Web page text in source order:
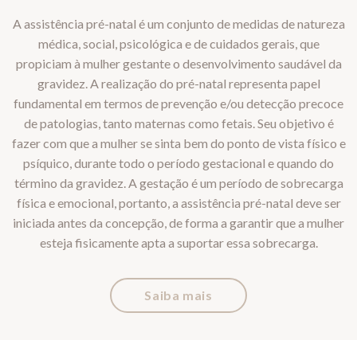
A assistência pré-natal é um conjunto de medidas de natureza
médica, social, psicológica e de cuidados gerais, que
propiciam à mulher gestante o desenvolvimento saudável da
gravidez. A realização do pré-natal representa papel
fundamental em termos de prevenção e/ou detecção precoce
de patologias, tanto maternas como fetais. Seu objetivo é
fazer com que a mulher se sinta bem do ponto de vista físico e
psíquico, durante todo o período gestacional e quando do
término da gravidez. A gestação é um período de sobrecarga
física e emocional, portanto, a assistência pré-natal deve ser
iniciada antes da concepção, de forma a garantir que a mulher
esteja fisicamente apta a suportar essa sobrecarga.
Saiba mais